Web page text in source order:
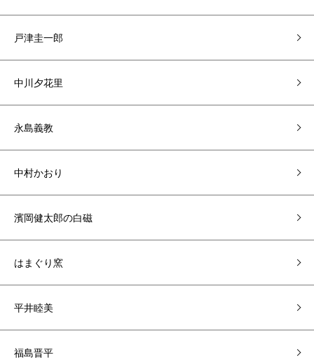
戸津圭一郎
中川夕花里
永島義教
中村かおり
濱岡健太郎の白磁
はまぐり窯
平井睦美
福島晋平